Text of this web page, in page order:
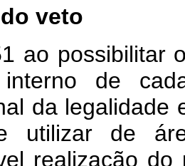
veto
ao possibilitar
interno de
da legalidade
utilizar de
realização